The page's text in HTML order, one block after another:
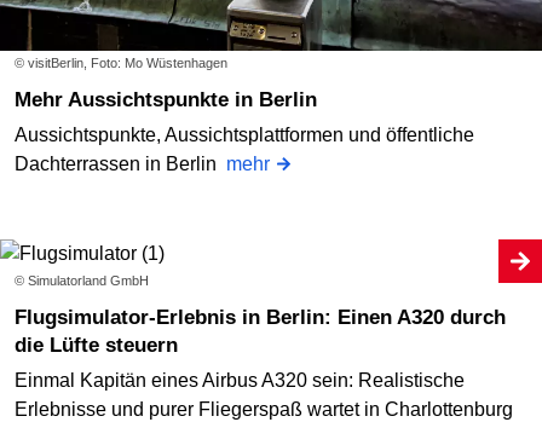
© visitBerlin, Foto: Mo Wüstenhagen
Mehr Aussichtspunkte in Berlin
Aussichtspunkte, Aussichtsplattformen und öffentliche
Dachterrassen in Berlin mehr
© Simulatorland GmbH
Flugsimulator-Erlebnis in Berlin: Einen A320 durch
die Lüfte steuern
Einmal Kapitän eines Airbus A320 sein: Realistische
Erlebnisse und purer Fliegerspaß wartet in Charlottenburg